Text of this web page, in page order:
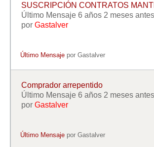
Requerimientos y comunicaciones
Formularios sobre Propiedad Horizontal
Modelos de Acta de Junta de Propietarios
Legislación
Legislación sobre Arrendamientos
SUSCRIPCIÓN CONTRATOS
Último Mensaje 6 años 2 meses antes
por Gastalver
Último Mensaje porGastalver
Comprador arrepentido
Último Mensaje 6 años 2 meses antes
por Gastalver
Último Mensaje porGastalver